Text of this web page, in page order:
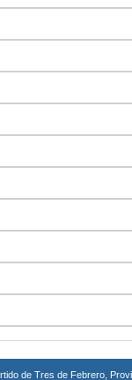
de Tres de Febrero,